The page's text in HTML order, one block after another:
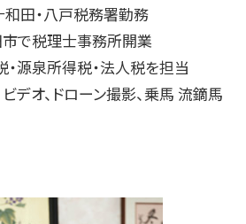
田・八戸税務署勤務
で税理士事務所開業
・源泉所得税・法人税を担当
デオ、ドローン撮影、乗馬 流鏑馬